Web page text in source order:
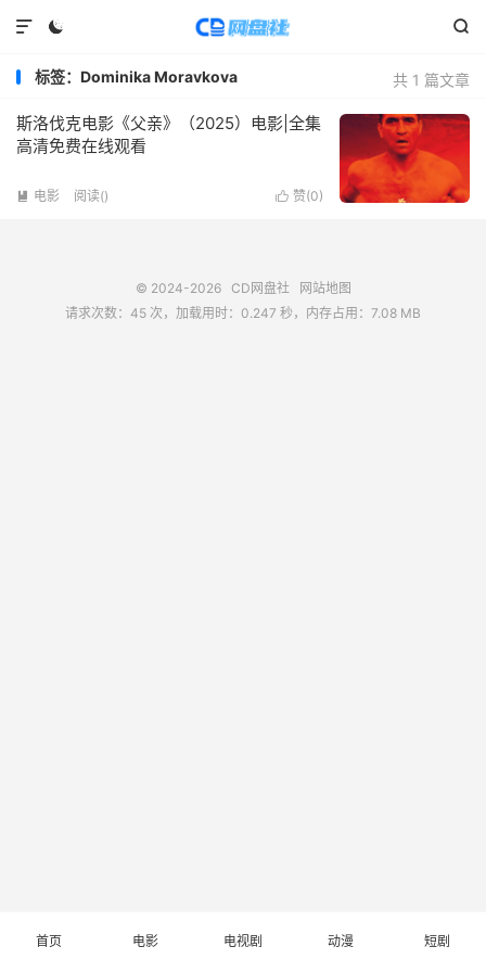
 

共 1 篇文章
标签：Dominika Moravkova
斯洛伐克电影《父亲》（2025）电影|全集
高清免费在线观看
 赞(0)
 电影 阅读()
© 2024-2026 CD网盘社
网站地图
请求次数：45 次，加载用时：0.247 秒，内存占用：7.08 MB
首页 电影 电视剧 动漫 短剧